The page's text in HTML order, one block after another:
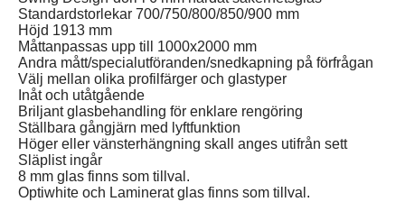
Standardstorlekar 700/750/800/850/900 mm
Höjd 1913 mm
Måttanpassas upp till 1000x2000 mm
Andra mått/specialutföranden/snedkapning på förfrågan
Välj mellan olika profilfärger och glastyper
Inåt och utåtgående
Briljant glasbehandling för enklare rengöring
Ställbara gångjärn med lyftfunktion
Höger eller vänsterhängning skall anges utifrån sett
Släplist ingår
8 mm glas finns som tillval.
Optiwhite och Laminerat glas finns som tillval.